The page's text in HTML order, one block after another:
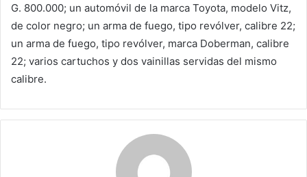
G. 800.000; un automóvil de la marca Toyota, modelo Vitz,
de color negro; un arma de fuego, tipo revólver, calibre 22;
un arma de fuego, tipo revólver, marca Doberman, calibre
22; varios cartuchos y dos vainillas servidas del mismo
calibre.